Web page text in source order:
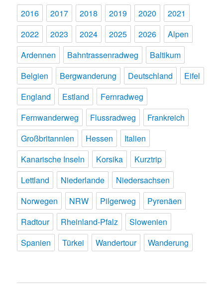
2016 2017 2018 2019 2020
2021
2022
2023 2024 2025 2026
Alpen
Ardennen
Bahntrassenradweg
Baltikum
Belgien
Bergwanderung Deutschland
Eifel
England
Estland
Fernradweg
Fernwanderweg
Flussradweg
Frankreich
Großbritannien
Hessen
Italien
Kanarische Inseln
Korsika
Kurztrip
Lettland
Niederlande
Niedersachsen
Norwegen
NRW Pilgerweg
Pyrenäen
Radtour
Rheinland-Pfalz
Slowenien
Spanien
Türkei Wandertour Wanderung